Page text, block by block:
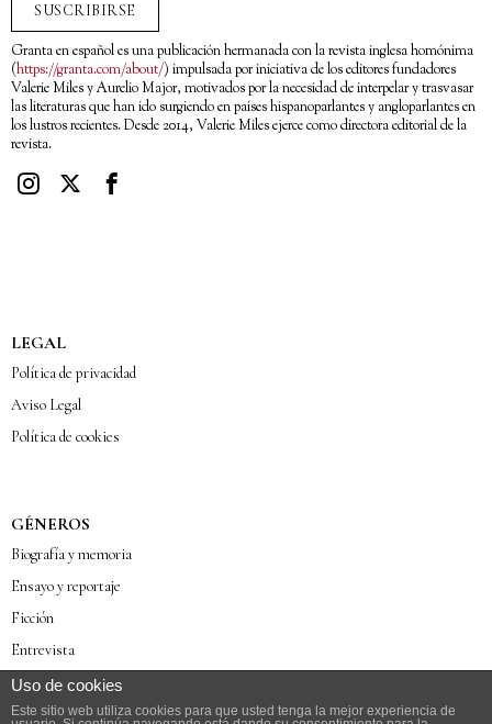
SUSCRIBIRSE
Granta en español es una publicación hermanada con la revista inglesa homónima
(https://granta.com/about/) impulsada por iniciativa de los editores fundadores
Valerie Miles y Aurelio Major, motivados por la necesidad de interpelar y trasvasar
las literaturas que han ido surgiendo en países hispanoparlantes y angloparlantes en
los lustros recientes. Desde 2014, Valerie Miles ejerce como directora editorial de la
revista.
LEGAL
Política de privacidad
Aviso Legal
Política de cookies
GÉNEROS
Biografía y memoria
Ensayo y reportaje
Ficción
Entrevista
Poesía
Uso de cookies
Este sitio web utiliza cookies para que usted tenga la mejor experiencia de